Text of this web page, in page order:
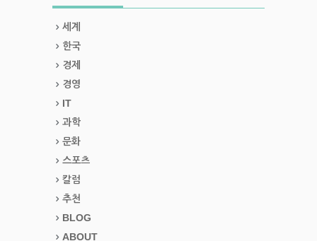
세계
한국
경제
경영
IT
과학
문화
스포츠
칼럼
추천
BLOG
ABOUT